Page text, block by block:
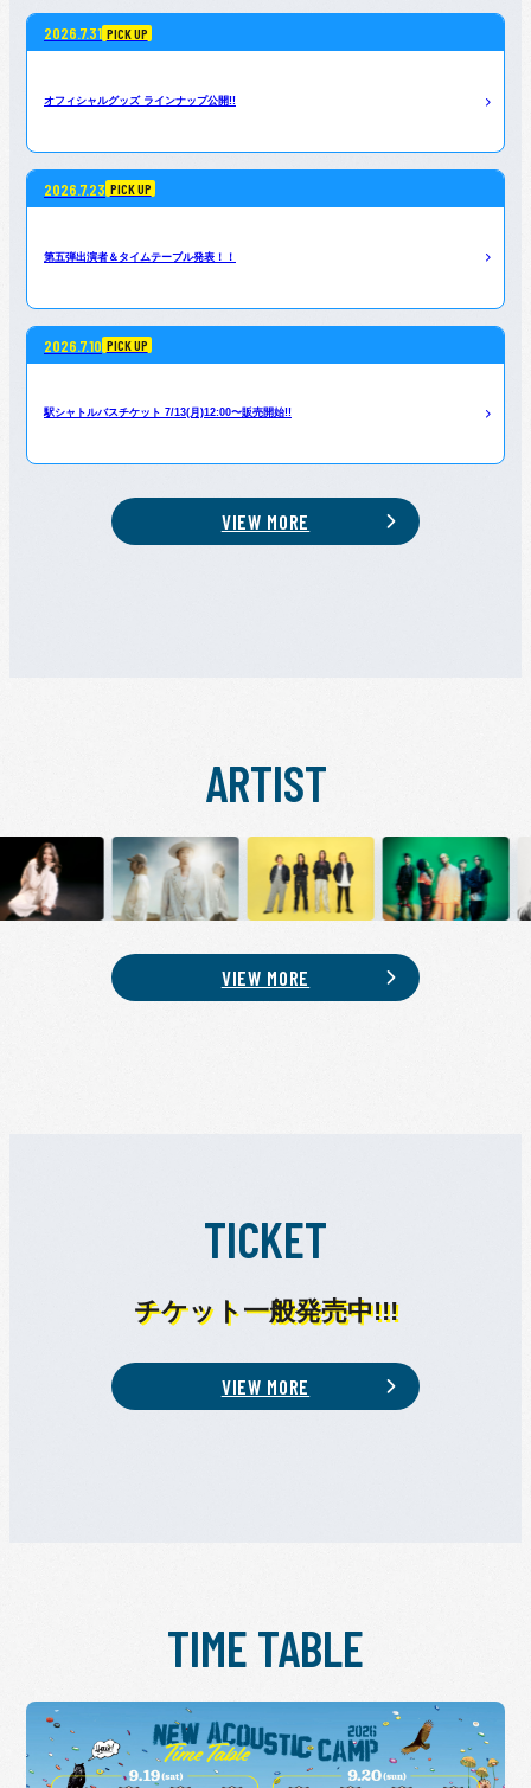
2026.7.31 PICK UP
オフィシャルグッズ ラインナップ公開!!
2026.7.23 PICK UP
第五弾出演者＆タイムテーブル発表！！
2026.7.10 PICK UP
駅シャトルバスチケット 7/13(月)12:00〜販売開始!!
VIEW MORE
ARTIST
VIEW MORE
TICKET
チケット一般発売中!!!
VIEW MORE
TIME TABLE